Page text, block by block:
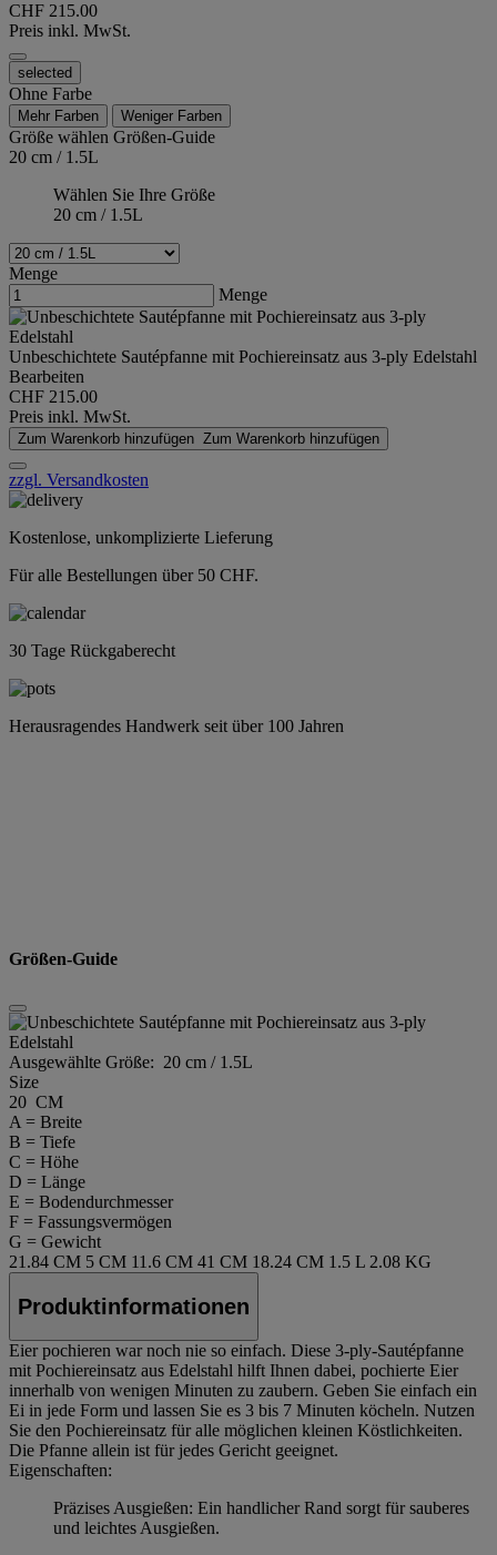
CHF 215.00
Preis inkl. MwSt.
selected
Ohne Farbe
Mehr Farben Weniger Farben
Größe wählen Größen-Guide
20 cm / 1.5L
Wählen Sie Ihre Größe
20 cm / 1.5L
Menge
Menge
Unbeschichtete Sautépfanne mit Pochiereinsatz aus 3-ply Edelstahl
Bearbeiten
CHF 215.00
Preis inkl. MwSt.
Zum Warenkorb hinzufügen Zum Warenkorb hinzufügen
zzgl. Versandkosten
Kostenlose, unkomplizierte Lieferung
Für alle Bestellungen über 50 CHF.
30 Tage Rückgaberecht
Herausragendes Handwerk seit über 100 Jahren
Größen-Guide
Ausgewählte Größe: 20 cm / 1.5L
Size
20 CM
A = Breite
B = Tiefe
C = Höhe
D = Länge
E = Bodendurchmesser
F = Fassungsvermögen
G = Gewicht
21.84 CM 5 CM 11.6 CM 41 CM 18.24 CM 1.5 L 2.08 KG
Produktinformationen
Eier pochieren war noch nie so einfach. Diese 3-ply-Sautépfanne
mit Pochiereinsatz aus Edelstahl hilft Ihnen dabei, pochierte Eier
innerhalb von wenigen Minuten zu zaubern. Geben Sie einfach ein
Ei in jede Form und lassen Sie es 3 bis 7 Minuten köcheln. Nutzen
Sie den Pochiereinsatz für alle möglichen kleinen Köstlichkeiten.
Die Pfanne allein ist für jedes Gericht geeignet.
Eigenschaften:
Präzises Ausgießen: Ein handlicher Rand sorgt für sauberes
und leichtes Ausgießen.